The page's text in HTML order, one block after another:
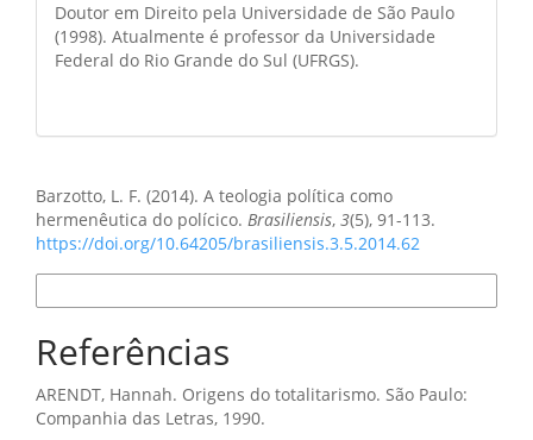
Doutor em Direito pela Universidade de São Paulo
(1998). Atualmente é professor da Universidade
Federal do Rio Grande do Sul (UFRGS).
Barzotto, L. F. (2014). A teologia política como
hermenêutica do polícico. Brasiliensis, 3(5), 91-113.
https://doi.org/10.64205/brasiliensis.3.5.2014.62
Referências
ARENDT, Hannah. Origens do totalitarismo. São Paulo:
Companhia das Letras, 1990.